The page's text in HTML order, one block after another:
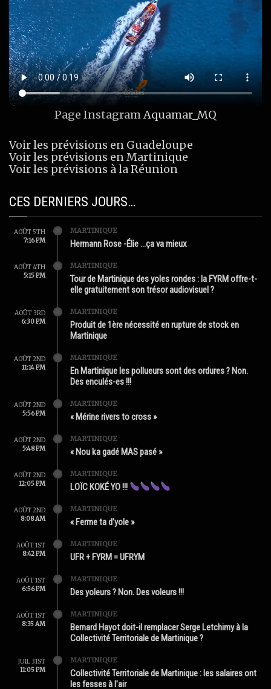
Page Instagram Aquamar_MQ
Voir les prévisions en Guadeloupe
Voir les prévisions en Martinique
Voir les prévisions à la Réunion
CES DERNIERS JOURS…
AOÛT 5TH
7:16 PM
MARTINIQUE
Hermann Rose -Élie …ça va mieux
AOÛT 4TH
5:15 PM
MARTINIQUE
Tour de Martinique des yoles rondes : la FYRM offre-t-
elle gratuitement son trésor audiovisuel ?
AOÛT 3RD
6:30 PM
MARTINIQUE
Produit de 1ère nécessité en rupture de stock en
Martinique
AOÛT 2ND
11:14 PM
MARTINIQUE
En Martinique les pollueurs sont des ordures ? Non.
Des enculés-es !!!
AOÛT 2ND
5:56 PM
MARTINIQUE
« Mérine rivers to cross »
AOÛT 2ND
5:48 PM
MARTINIQUE
« Nou ka gadé MAS pasé »
AOÛT 2ND
12:05 PM
MARTINIQUE
LOÏC KOKÉ YO !!!
AOÛT 2ND
8:08 AM
MARTINIQUE
« Ferme ta d’yole »
AOÛT 1ST
8:42 PM
MARTINIQUE
UFR + FYRM = UFRYM
AOÛT 1ST
6:56 PM
MARTINIQUE
Des yoleurs ? Non. Des voleurs !!!
AOÛT 1ST
8:35 AM
MARTINIQUE
Bernard Hayot doit-il remplacer Serge Letchimy à la
Collectivité Territoriale de Martinique ?
JUIL 31ST
11:05 PM
MARTINIQUE
Collectivité Territoriale de Martinique : les salaires ont
les fesses à l’air